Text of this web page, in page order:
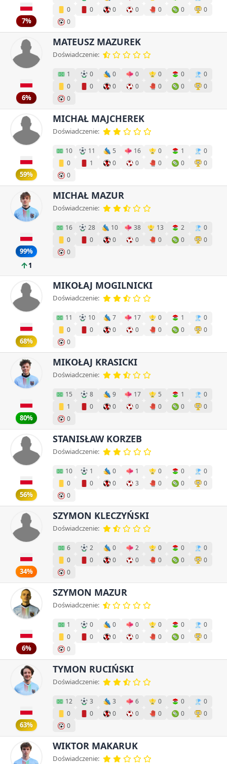
7%
0
0 0 0 0 0
0
0
6%
MATEUSZ MAZUREK
Doświadczenie:
1 0 0 0 0 0
0
0
0 0 0 0 0
0
0
59%
MICHAŁ MAJCHEREK
Doświadczenie:
10 11 5 16 0 1
0
0
1 0 0 0 0
0
0
99%
1
MICHAŁ MAZUR
Doświadczenie:
16 28 10 38 13 2
0
0
0 0 0 0 0
0
0
68%
MIKOŁAJ MOGILNICKI
Doświadczenie:
11 10 7 17 0 1
0
0
0 0 0 0 0
0
0
80%
MIKOŁAJ KRASICKI
Doświadczenie:
15 8 9 17 5 1
0
1
0 0 0 0 0
0
0
56%
STANISŁAW KORZEB
Doświadczenie:
10 1 0 1 0 0
0
0
0 0 3 0 0
0
0
34%
SZYMON KLECZYŃSKI
Doświadczenie:
6 2 0 2 0 0
0
0
0 0 0 0 0
0
0
6%
SZYMON MAZUR
Doświadczenie:
1 0 0 0 0 0
0
0
0 0 0 0 0
0
0
63%
TYMON RUCIŃSKI
Doświadczenie:
12 3 3 6 0 0
0
0
0 0 0 0 0
0
0
WIKTOR MAKARUK
Doświadczenie: